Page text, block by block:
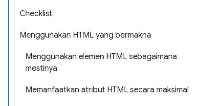
Checklist
Menggunakan HTML yang bermakna
Menggunakan elemen HTML sebagaimana
mestinya
Memanfaatkan atribut HTML secara maksimal